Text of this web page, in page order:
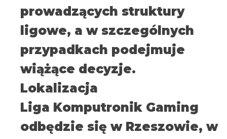
prowadzących struktury
ligowe, a w szczególnych
przypadkach podejmuje
wiążące decyzje.
Lokalizacja
Liga Komputronik Gaming
odbędzie się w Rzeszowie, w